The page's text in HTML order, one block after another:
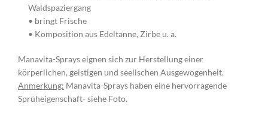
Waldspaziergang
• bringt Frische
• Komposition aus Edeltanne, Zirbe u. a.
Manavita-Sprays eignen sich zur Herstellung einer
körperlichen, geistigen und seelischen Ausgewogenheit.
Anmerkung: Manavita-Sprays haben eine hervorragende
Sprüheigenschaft- siehe Foto.